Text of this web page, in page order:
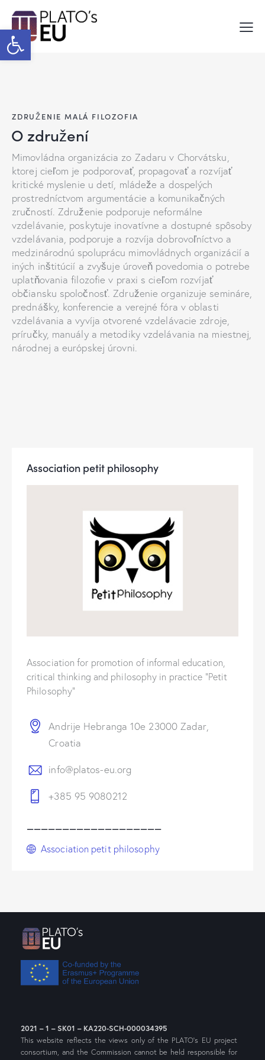
ZDRUŽENIE MALÁ FILOZOFIA
O združení
Mimovládna organizácia zo Zadaru v Chorvátsku,
ktorej cieľom je podporovať, propagovať a rozvíjať
kritické myslenie u detí, mládeže a dospelých
prostredníctvom argumentácie a komunikačných
zručností. Združenie podporuje neformálne
vzdelávanie, poskytuje inovatívne a dostupné spôsoby
vzdelávania, podporuje a rozvíja dobrovoľníctvo a
medzinárodnú spoluprácu mimovládnych organizácií a
iných inštitúcií a zvyšuje úroveň povedomia o potrebe
uplatňovania filozofie v praxi s cieľom rozvíjať
občiansku spoločnosť. Združenie organizuje semináre,
prednášky, konferencie a verejné fóra v oblasti
vzdelávania a vyvíja otvorené vzdelávacie zdroje,
príručky, manuály a metodiky vzdelávania na miestnej,
národnej a európskej úrovni.
Association petit philosophy
Association for promotion of informal education,
critical thinking and philosophy in practice “Petit
Philosophy”
Andrije Hebranga 10e 23000 Zadar,
Croatia
info@platos-eu.org
+385 95 9080212
Association petit philosophy
2021 – 1 – SK01 – KA220-SCH-000034395
This website reflects the views only of the PLATO’s EU project
consortium, and the Commission cannot be held responsible for
Open toolbar